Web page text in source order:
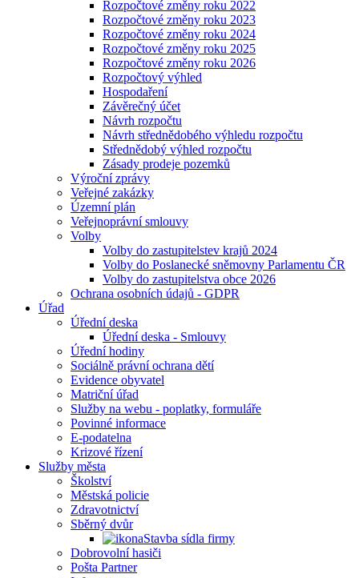
Rozpočtové změny roku 2022
Rozpočtové změny roku 2023
Rozpočtové změny roku 2024
Rozpočtové změny roku 2025
Rozpočtové změny roku 2026
Rozpočtový výhled
Hospodaření
Závěrečný účet
Návrh rozpočtu
Návrh střednědobého výhledu rozpočtu
Střednědobý výhled rozpočtu
Zásady prodeje pozemků
Výroční zprávy
Veřejné zakázky
Územní plán
Veřejnoprávní smlouvy
Volby
Volby do zastupitelstev krajů 2024
Volby do Poslanecké sněmovny Parlamentu ČR
Volby do zastupitelstva obce 2026
Ochrana osobních údajů - GDPR
Úřad
Úřední deska
Úřední deska - Smlouvy
Úřední hodiny
Sociálně právní ochrana dětí
Evidence obyvatel
Matriční úřad
Služby na webu - poplatky, formuláře
Povinné informace
E-podatelna
Krizové řízení
Služby města
Školství
Městská policie
Zdravotnictví
Sběrný dvůr
Stavba sídla firmy
Dobrovolní hasiči
Pošta Partner